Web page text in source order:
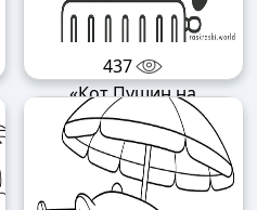
437
«Кот Пушин на
подоконнике»